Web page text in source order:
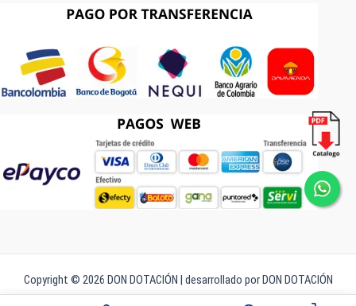
Copyright © 2026 DON DOTACIÓN | desarrollado por DON DOTACIÓN